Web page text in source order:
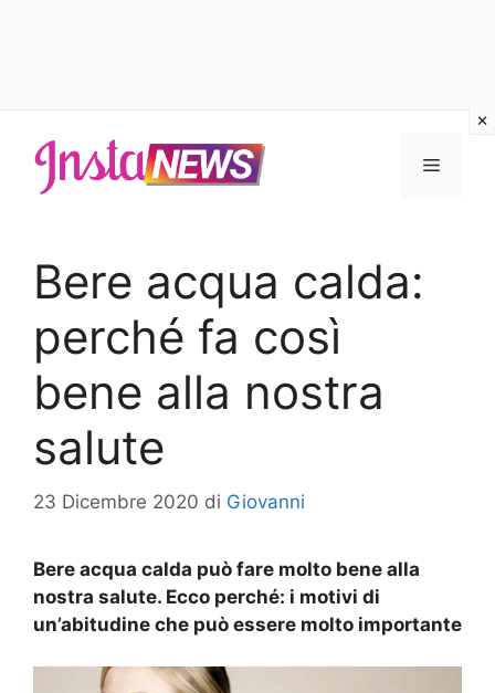
contenuto
Menu
Bere acqua calda:
perché fa così
bene alla nostra
salute
23 Dicembre 2020 di Giovanni
Bere acqua calda può fare molto bene alla
nostra salute. Ecco perché: i motivi di
un’abitudine che può essere molto importante